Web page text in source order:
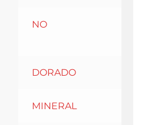
NO
DORADO
MINERAL